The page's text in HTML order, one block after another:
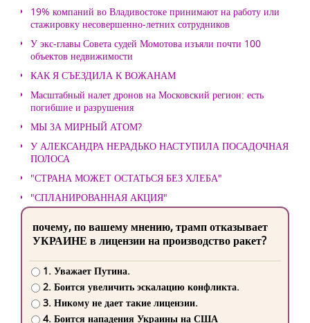
19% компаний во Владивостоке принимают на работу или
стажировку несовершенно-летних сотрудников
У экс-главы Совета судей Момотова изъяли почти 100
объектов недвижимости
КАК Я СЪЕЗДИЛА К ВОЖАНАМ
Масштабный налет дронов на Московский регион: есть
погибшие и разрушения
МЫ ЗА МИРНЫЙ АТОМ?
У АЛЕКСАНДРА НЕРАДЬКО НАСТУПИЛА ПОСАДОЧНАЯ
ПОЛОСА
"СТРАНА МОЖЕТ ОСТАТЬСЯ БЕЗ ХЛЕБА"
"СПЛАНИРОВАННАЯ АКЦИЯ"
почему, по вашему мнению, трамп отказывает
УКРАИНЕ в лицензии на производство ракет?
1. Уважает Путина.
2. Боится увеличить эскалацию конфликта.
3. Никому не дает такие лицензии.
4. Боится нападения Украины на США